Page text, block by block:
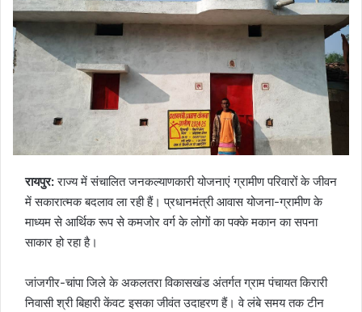
रायपुर:राज्य में संचालित जनकल्याणकारी योजनाएं ग्रामीण परिवारों के जीवन
में सकारात्मक बदलाव ला रही हैं। प्रधानमंत्री आवास योजना-ग्रामीण के
माध्यम से आर्थिक रूप से कमजोर वर्ग के लोगों का पक्के मकान का सपना
साकार हो रहा है।
जांजगीर-चांपा जिले के अकलतरा विकासखंड अंतर्गत ग्राम पंचायत किरारी
निवासी श्री बिहारी केंवट इसका जीवंत उदाहरण हैं। वे लंबे समय तक टीन